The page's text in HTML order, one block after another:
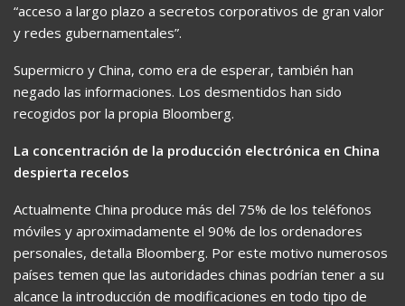
“acceso a largo plazo a secretos corporativos de gran valor
y redes gubernamentales”.
Supermicro y China, como era de esperar, también han
negado las informaciones. Los desmentidos han sido
recogidos por la propia Bloomberg.
La concentración de la producción electrónica en China
despierta recelos
Actualmente China produce más del 75% de los teléfonos
móviles y aproximadamente el 90% de los ordenadores
personales, detalla Bloomberg. Por este motivo numerosos
países temen que las autoridades chinas podrían tener a su
alcance la introducción de modificaciones en todo tipo de